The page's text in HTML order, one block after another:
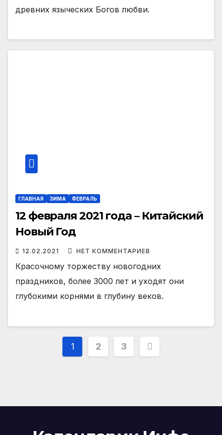
древних языческих Богов любви.
ГЛАВНАЯ ЗИМА ФЕВРАЛЬ
12 февраля 2021 года – Китайский
Новый Год
12.02.2021 НЕТ КОММЕНТАРИЕВ
Красочному торжеству новогодних
праздников, более 3000 лет и уходят они
глубокими корнями в глубину веков.
Пагинация
1 2 3